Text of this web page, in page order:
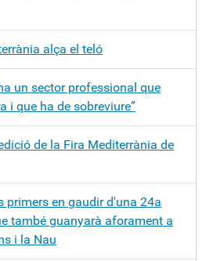
alça el teló
un sector professional que
i que ha de sobreviure”
de la Fira Mediterrània de
primers en gaudir d'una 24a
també guanyarà aforament a
i la Nau